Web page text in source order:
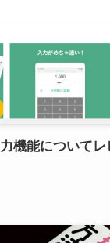
機能についてレ